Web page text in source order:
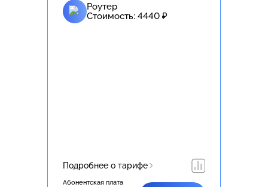
Роутер
Стоимость: 4440 ₽
Подробнее о тарифе
Абонентская плата